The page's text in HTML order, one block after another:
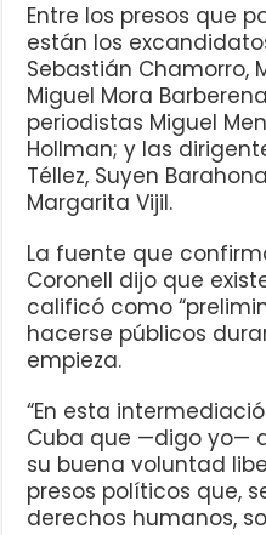
Entre los presos que
están los
Sebastián Chamorro,
Miguel Mora
periodistas Miguel
Hollman; y las
Téllez, Suyen
Margarita Vijil.
La fuente que
Coronell dijo que
calificó como
hacerse públicos
empieza.
“En esta
Cuba que —digo yo—
su buena voluntad
presos políticos que,
derechos humanos,